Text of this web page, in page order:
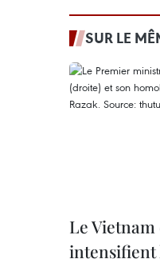
SUR LE
Le
intensifient